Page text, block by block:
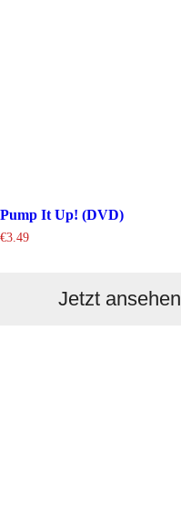
Pump It Up! (DVD)
€3.49
Jetzt ansehen